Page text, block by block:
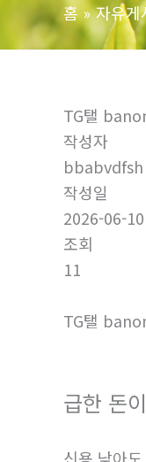
홈
자유게
TG탤
작성자
bbabvdfsh
작성일
2026-06-
조회
11
TG탤
급한 돈